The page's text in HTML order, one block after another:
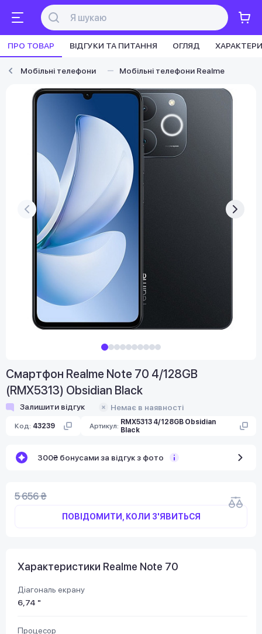
ПРО ТОВАР ВІДГУКИ ТА ПИТАННЯ ОГЛЯД
Мобільні телефони Мобільні телефони Realme
Смартфон Realme Note 70 4/128GB
(RMX5313) Obsidian Black
Залишити відгук Немає в наявності
Код: 43239 Артикул: RMX5313 4/128GB Obsidian
Black
300₴ бонусами за відгук з фото
5 656 ₴
ПОВІДОМИТИ, КОЛИ З'ЯВИТЬСЯ
Характеристики Realme Note 70
Діагональ екрану
6,74 "
Процесор